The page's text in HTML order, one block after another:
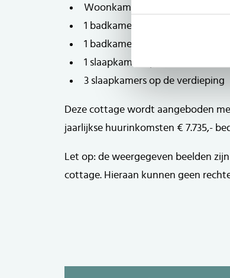
Woonkamer met open keuken
1 badkamer met douche en
1 badkamer met ligbad,
1 slaapkamer op de begane grond
3 slaapkamers op de verdieping
Deze cottage wordt aangeboden
jaarlijkse huurinkomsten € 7.735,-
Let op: de weergegeven beelden
cottage. Hieraan kunnen geen